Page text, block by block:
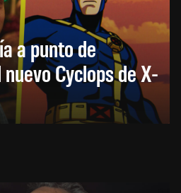
a punto de
Cyclops de X-